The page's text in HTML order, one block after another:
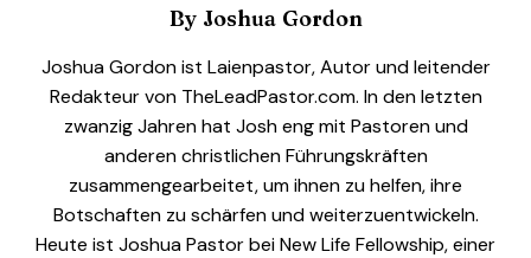
ByJoshua Gordon
Joshua Gordon ist Laienpastor, Autor und leitender
Redakteur von TheLeadPastor.com. In den letzten
zwanzig Jahren hat Josh eng mit Pastoren und
anderen christlichen Führungskräften
zusammengearbeitet, um ihnen zu helfen, ihre
Botschaften zu schärfen und weiterzuentwickeln.
Heute ist Joshua Pastor bei New Life Fellowship, einer